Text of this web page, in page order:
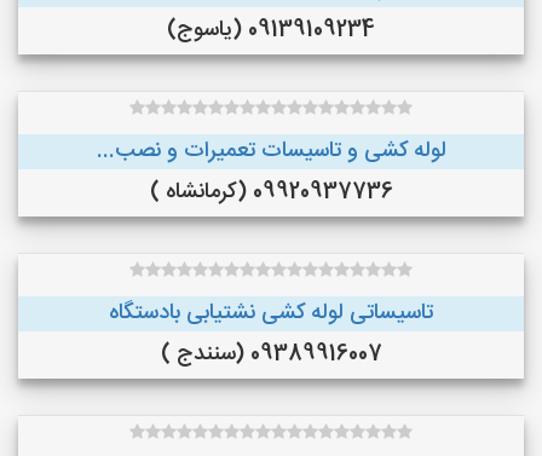
09139109234 (یاسوج)
لوله کشی و تاسیسات تعمیرات و نصب...
09920937736 (کرمانشاه )
تاسیساتی لوله کشی نشتیابی بادستگاه
09389916007 (سنندج )